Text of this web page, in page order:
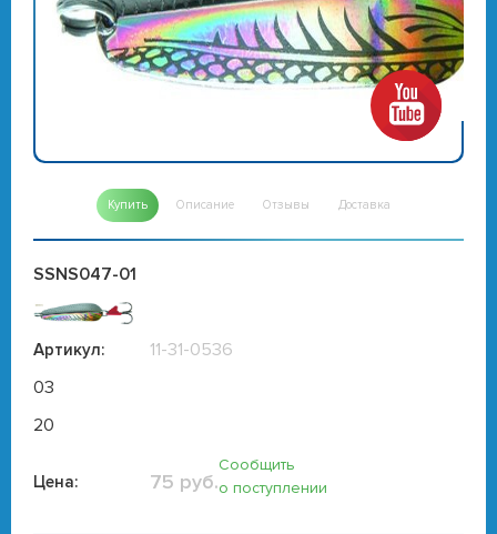
Купить Описание Отзывы Доставка
SSNS047-01
Артикул:
11-31-0536
03
20
Цена: 75 руб.
Сообщить
о поступлении